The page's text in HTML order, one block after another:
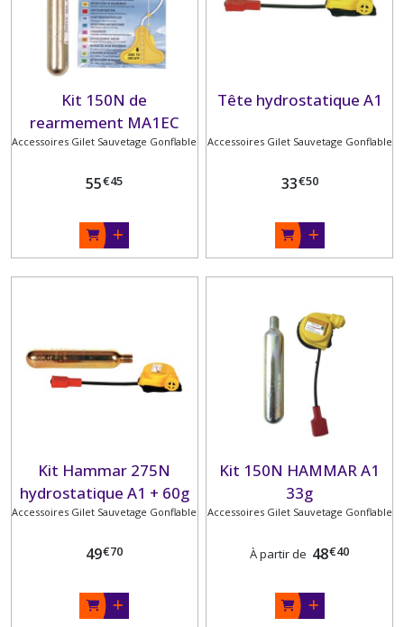
Kit 150N de
rearmement MA1EC
33g
Accessoires Gilet Sauvetage Gonflable
55€45
Tête hydrostatique A1
Accessoires Gilet Sauvetage Gonflable
33€50
Kit Hammar 275N
hydrostatique A1 + 60g
Accessoires Gilet Sauvetage Gonflable
49€70
Kit 150N HAMMAR A1
33g
Accessoires Gilet Sauvetage Gonflable
À partir de 48€40